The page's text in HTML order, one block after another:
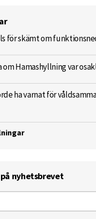
för skämt om
om Hamashyllning var
ha varnat för
nyhetsbrevet